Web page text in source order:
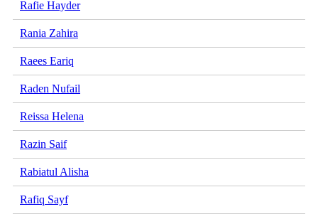
Rafie Hayder
Rania Zahira
Raees Eariq
Raden Nufail
Reissa Helena
Razin Saif
Rabiatul Alisha
Rafiq Sayf